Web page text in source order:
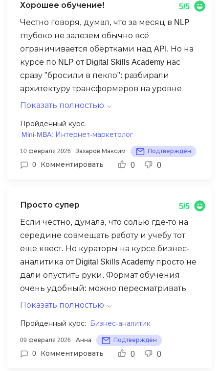
Хорошее обучение!
5/5
Честно говоря, думал, что за месяц в NLP
глубоко не залезем обычно всё
ограничивается обертками над API. Но на
курсе по NLP от Digital Skills Academy нас
сразу "бросили в пекло": разбирали
архитектуру трансформеров на уровне
кода, а не просто картинок. Особенно
BERT под специфические задачи. Теперь
как работает механизм внимания и
почему модель выдает тот или иной
ML-разработку.
Показать полностью
Пройденный курс:
Mini-MBA: Интернет-маркетолог
10 февраля 2026 Захаров Максим Подтверждён
0 Комментировать 0 0
Просто супер
5/5
Если честно, думала, что солью где-то на
середине совмещать работу и учебу тот
еще квест. Но кураторы на курсе бизнес-
аналитика от Digital Skills Academy просто не
дали опустить руки. Формат обучения
очень удобный: можно пересматривать
уроки в записи, если что-то не дошло с
так и было). Программа очень
насыщенная, скучать точно не придется.
Сейчас уже применяю полученные
Показать полностью
Пройденный курс: Бизнес-аналитик
09 февраля 2026 Анна Подтверждён
0 Комментировать 0 0